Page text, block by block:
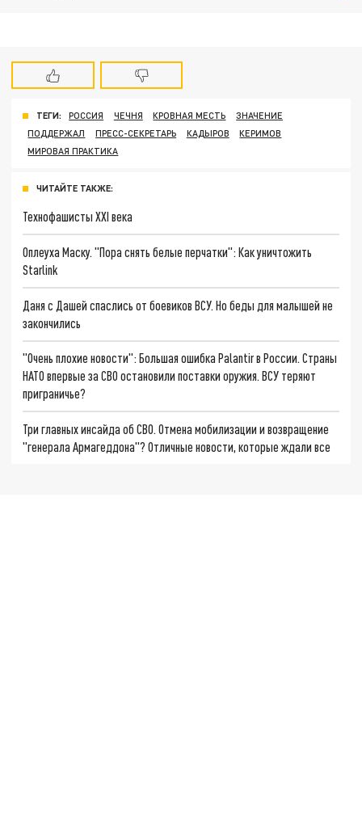
ТЕГИ: РОССИЯ ЧЕЧНЯ КРОВНАЯ МЕСТЬ
ЗНАЧЕНИЕ
ПОДДЕРЖАЛ
ПРЕСС-СЕКРЕТАРЬ КАДЫРОВ
КЕРИМОВ
МИРОВАЯ ПРАКТИКА
ЧИТАЙТЕ ТАКЖЕ:
Технофашисты XXI века
Оплеуха Маску. "Пора снять белые перчатки": Как уничтожить
Starlink
Даня с Дашей спаслись от боевиков ВСУ. Но беды для малышей не
закончились
"Очень плохие новости": Большая ошибка Palantir в России. Страны
НАТО впервые за СВО остановили поставки оружия. ВСУ теряют
приграничье?
Три главных инсайда об СВО. Отмена мобилизации и возвращение
"генерала Армагеддона"? Отличные новости, которые ждали все